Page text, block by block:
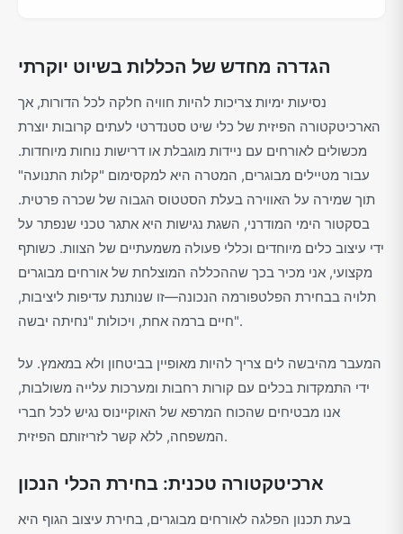
הגדרה מחדש של הכללות בשיוט יוקרתי
נסיעות ימיות צריכות להיות חוויה חלקה לכל הדורות, אך
הארכיטקטורה הפיזית של כלי שיט סטנדרטי לעתים קרובות יוצרת
מכשולים לאורחים עם ניידות מוגבלת או דרישות נוחות מיוחדות.
עבור מטיילים מבוגרים, המטרה היא למקסימום "קלות התנועה"
תוך שמירה על האווירה בעלת הסטטוס הגבוה של שכרה פרטית.
בסקטור הימי המודרני, השגת נגישות היא אתגר טכני שנפתר על
ידי עיצוב כלים מיוחדים וכללי פעולה משמעתיים של הצוות. כשותף
מקצועי, אני מכיר בכך שההכללה המוצלחת של אורחים מבוגרים
תלויה בבחירת הפלטפורמה הנכונה—זו שנותנת עדיפות ליציבות,
חיים ברמה אחת, ויכולות "נחיתה יבשה".
המעבר מהיבשה לים צריך להיות מאופיין בביטחון ולא במאמץ. על
ידי התמקדות בכלים עם קורות רחבות ומערכות עלייה משולבות,
אנו מבטיחים שהכוח המרפא של האוקיינוס נגיש לכל חברי
המשפחה, ללא קשר לזריזותם הפיזית.
ארכיטקטורה טכנית: בחירת הכלי הנכון
בעת תכנון הפלגה לאורחים מבוגרים, בחירת עיצוב הגוף היא